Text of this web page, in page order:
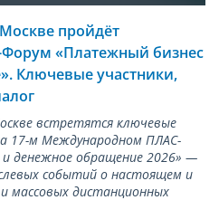
пройдёт
«Платежный бизнес
Ключевые участники,
встретятся ключевые
17-м Международном ПЛАС-
денежное обращение 2026» —
событий о настоящем и
массовых дистанционных